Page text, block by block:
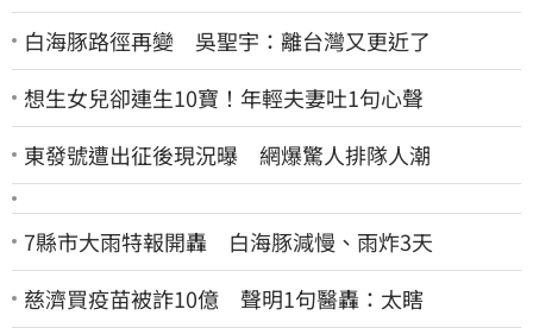
白海豚路徑再變 吳聖宇：離台灣又更近了
想生女兒卻連生10寶！年輕夫妻吐1句心聲
東發號遭出征後現況曝 網爆驚人排隊人潮
7縣市大雨特報開轟 白海豚減慢、雨炸3天
慈濟買疫苗被詐10億 聲明1句醫轟：太瞎